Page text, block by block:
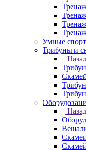
Умные
Трибуны и
Назад
Назад